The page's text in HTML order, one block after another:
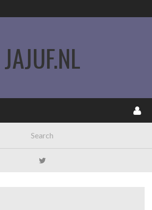
JAJUF.NL